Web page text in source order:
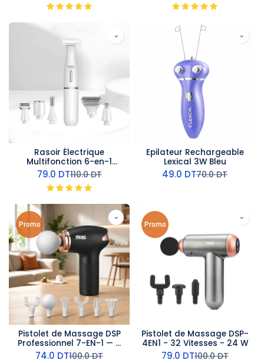
Rasoir Électrique
Multifonction 6-en-1
Kemei
79.0 DT110.0DT
Epilateur Rechargeable
Lexical 3W Bleu
49.0 DT70.0DT
Promo
Pistolet de Massage DSP
Professionnel 7-EN-1 — 6
Vitesses Noir
74.0 DT100.0DT
Promo
Pistolet de Massage DSP-
4EN1 - 32 Vitesses - 24 W
79.0 DT100.0DT